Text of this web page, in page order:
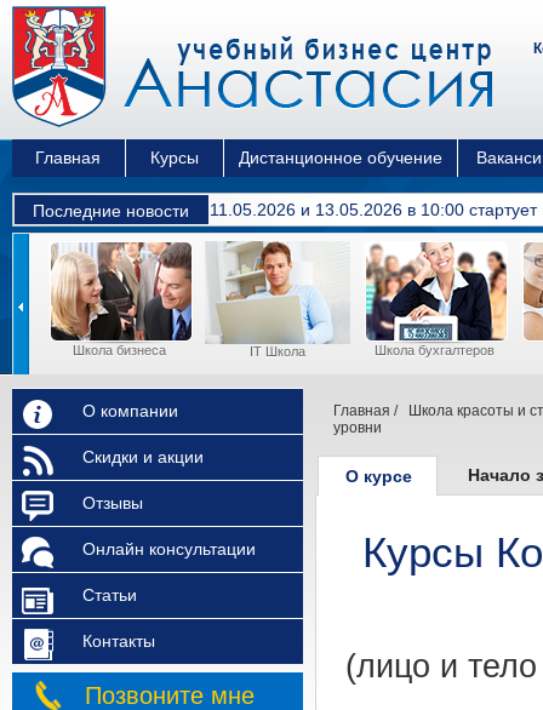
Главная Курсы Дистанционное обучение
Последние новости 11.05.2026 и 13.05.2026 в 10:00
Школа бизнеса IT Школа Школа бухгалтеров
О компании
Скидки и акции
Отзывы
Онлайн консультации
Статьи
Контакты
Позвоните мне
Главная /
Школа красоты и
уровни
О курсе Начало
Курсы
(лицо и